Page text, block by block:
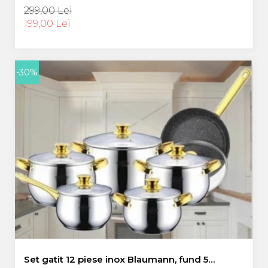
4L, 5L, 7L, GAZ, INDUCTIE
299,00 Lei
199,00 Lei
-30%
Set gatit 12 piese inox Blaumann, fund 5